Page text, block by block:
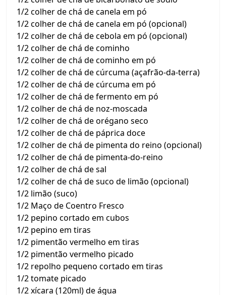
1/2 colher de chá de canela em pó
1/2 colher de chá de canela em pó (opcional)
1/2 colher de chá de cebola em pó (opcional)
1/2 colher de chá de cominho
1/2 colher de chá de cominho em pó
1/2 colher de chá de cúrcuma (açafrão-da-terra)
1/2 colher de chá de cúrcuma em pó
1/2 colher de chá de fermento em pó
1/2 colher de chá de noz-moscada
1/2 colher de chá de orégano seco
1/2 colher de chá de páprica doce
1/2 colher de chá de pimenta do reino (opcional)
1/2 colher de chá de pimenta-do-reino
1/2 colher de chá de sal
1/2 colher de chá de suco de limão (opcional)
1/2 limão (suco)
1/2 Maço de Coentro Fresco
1/2 pepino cortado em cubos
1/2 pepino em tiras
1/2 pimentão vermelho em tiras
1/2 pimentão vermelho picado
1/2 repolho pequeno cortado em tiras
1/2 tomate picado
1/2 xícara (120ml) de água